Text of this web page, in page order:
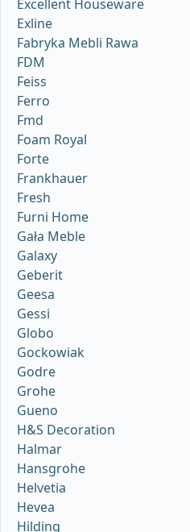
Excellent Houseware
Exline
Fabryka Mebli Rawa
FDM
Feiss
Ferro
Fmd
Foam Royal
Forte
Frankhauer
Fresh
Furni Home
Gała Meble
Galaxy
Geberit
Geesa
Gessi
Globo
Gockowiak
Godre
Grohe
Gueno
H&S Decoration
Halmar
Hansgrohe
Helvetia
Hevea
Hilding